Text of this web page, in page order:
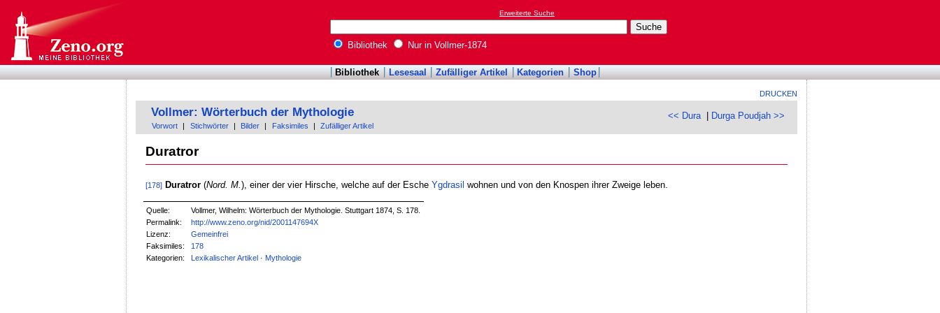
Erweiterte Suche
Bibliothek Nur in Vollmer-1874
Bibliothek Lesesaal Zufälliger Artikel Kategorien Shop
DRUCKEN
<< Dura| Durga Poudjah >>
Vollmer: Wörterbuch der Mythologie
Vorwort Stichwörter Bilder Faksimiles Zufälliger Artikel
Duratror
[178] Duratror(Nord. M. ), einer der vier Hirsche, welche auf der Esche Ygdrasil wohnen und von den Knospen ihrer Zweige leben.
Quelle:
Vollmer, Wilhelm: Wörterbuch der Mythologie. Stuttgart 1874, S. 178.
Permalink:
http://www.zeno.org/nid/2001147694X
Lizenz:
Gemeinfrei
Faksimiles:
178
Kategorien:
Lexikalischer Artikel · Mythologie